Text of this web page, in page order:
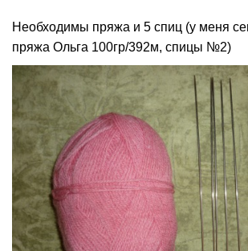
Необходимы пряжа и 5 спиц (у меня
пряжа Ольга 100гр/392м, спицы №2)